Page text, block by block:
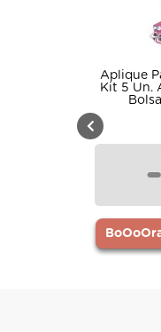
Aplique
Kit 5 Un.
-